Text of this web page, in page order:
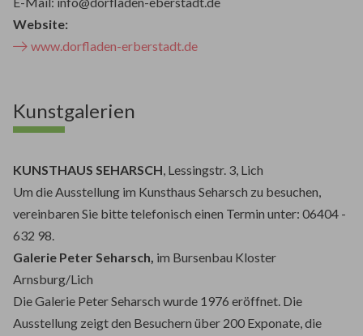
Website:
www.dorfladen-erberstadt.de
Kunstgalerien
KUNSTHAUS SEHARSCH, Lessingstr. 3, Lich
Um die Ausstellung im Kunsthaus Seharsch zu besuchen,
vereinbaren Sie bitte telefonisch einen Termin unter: 06404 -
632 98.
Galerie Peter Seharsch, im Bursenbau Kloster
Arnsburg/Lich
Die Galerie Peter Seharsch wurde 1976 eröffnet. Die
Ausstellung zeigt den Besuchern über 200 Exponate, die